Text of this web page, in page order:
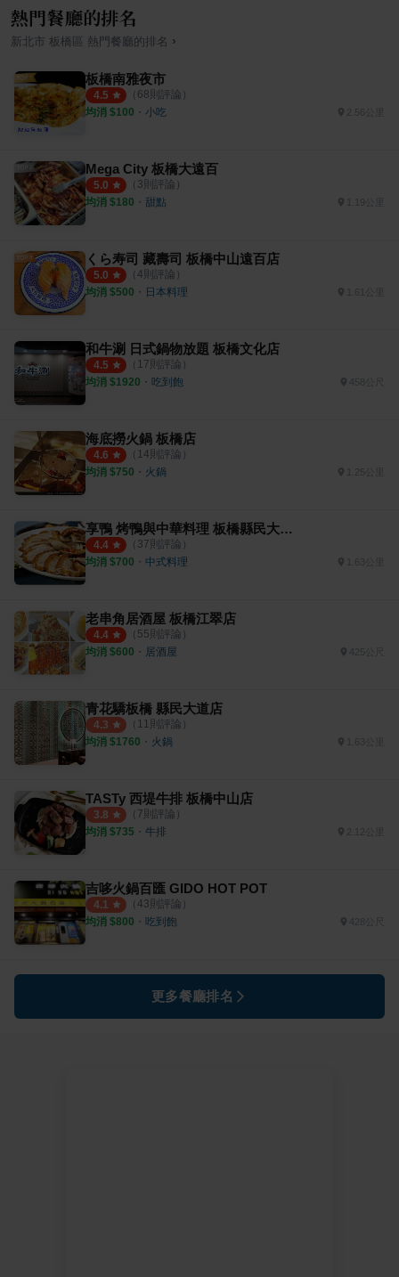
熱門餐廳的排名
新北市 板橋區 熱門餐廳的排名 ›
板橋南雅夜市
4.5 （ 68則評論）
均消 $100 ・ 小吃 2.56公里
Mega City 板橋大遠百
5.0 （ 3則評論）
均消 $180 ・ 甜點
くら寿司 藏壽司 板橋中山遠百店
5.0 （ 4則評論）
均消 $500 ・ 日本料理
和牛涮 日式鍋物放題 板橋文化店
4.5 （ 17則評論）
均消 $1920 ・ 吃到飽 458公尺
海底撈火鍋 板橋店
4.6 （ 14則評論）
均消 $750 ・ 火鍋 1.25公里
享鴨 烤鴨與中華料理 板橋縣民大道店
4.4 （ 37則評論）
均消 $700 ・ 中式料理
老串角居酒屋 板橋江翠店
4.4 （ 55則評論）
均消 $600 ・ 居酒屋 425公尺
青花驕板橋 縣民大道店
4.3 （ 11 則評論）
均消 $1760 ・ 火鍋
TASTy 西堤牛排 板橋中山店
3.8 （ 7則評論）
均消 $735 ・ 牛排
吉哆火鍋百匯 GIDO HOT POT
4.1 （ 43則評論）
均消 $800 ・ 吃到飽 428公尺
更多餐廳排名